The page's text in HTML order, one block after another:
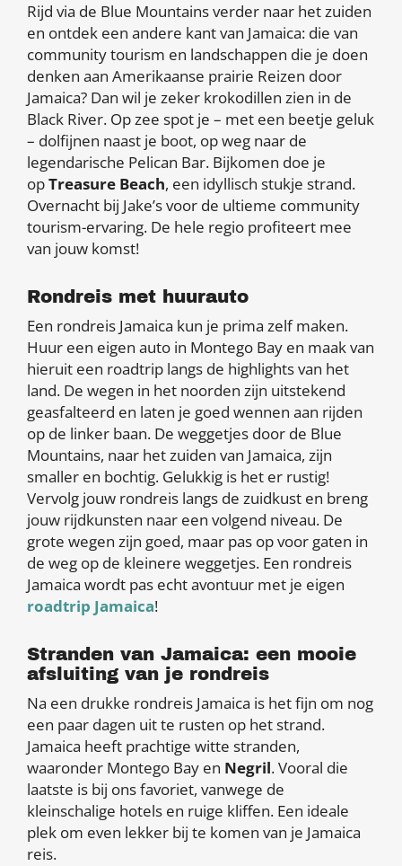
Rijd via de Blue Mountains verder naar het zuiden
en ontdek een andere kant van Jamaica: die van
community tourism en landschappen die je doen
denken aan Amerikaanse prairie Reizen door
Jamaica? Dan wil je zeker krokodillen zien in de
Black River. Op zee spot je – met een beetje geluk
– dolfijnen naast je boot, op weg naar de
legendarische Pelican Bar. Bijkomen doe je
opTreasure Beach, een idyllisch stukje strand.
Overnacht bij Jake’s voor de ultieme community
tourism-ervaring. De hele regio profiteert mee
van jouw komst!
Rondreis met huurauto
Een rondreis Jamaica kun je prima zelf maken.
Huur een eigen auto in Montego Bay en maak van
hieruit een roadtrip langs de highlights van het
land. De wegen in het noorden zijn uitstekend
geasfalteerd en laten je goed wennen aan rijden
op de linker baan. De weggetjes door de Blue
Mountains, naar het zuiden van Jamaica, zijn
smaller en bochtig. Gelukkig is het er rustig!
Vervolg jouw rondreis langs de zuidkust en breng
jouw rijdkunsten naar een volgend niveau. De
grote wegen zijn goed, maar pas op voor gaten in
de weg op de kleinere weggetjes. Een rondreis
Jamaica wordt pas echt avontuur met je eigen
roadtrip Jamaica!
Stranden van Jamaica: een mooie
afsluiting van je rondreis
Na een drukke rondreis Jamaica is het fijn om nog
een paar dagen uit te rusten op het strand.
Jamaica heeft prachtige witte stranden,
waaronder Montego Bay en Negril. Vooral die
laatste is bij ons favoriet, vanwege de
kleinschalige hotels en ruige kliffen. Een ideale
plek om even lekker bij te komen van je Jamaica
reis.